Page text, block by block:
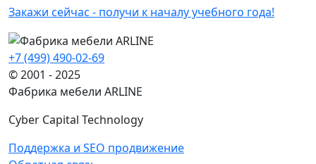
Закажи сейчас - получи к началу учебного года!
+7 (499) 490-02-69
© 2001 - 2025
Фабрика мебели ARLINE
Cyber Capital Technology
Поддержка и SEO продвижение